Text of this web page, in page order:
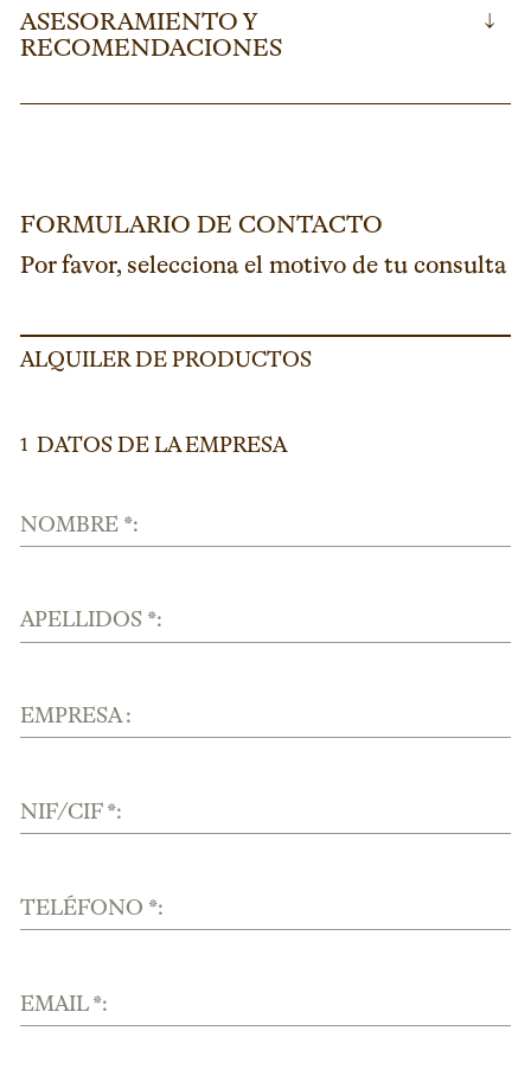
ASESORAMIENTO Y
RECOMENDACIONES
↓
FORMULARIO DE CONTACTO
Por favor, selecciona el motivo de tu consulta
ALQUILER DE PRODUCTOS
1 DATOS DE LA EMPRESA
NOMBRE *:
APELLIDOS *:
EMPRESA :
NIF/CIF *:
TELÉFONO *:
EMAIL *: